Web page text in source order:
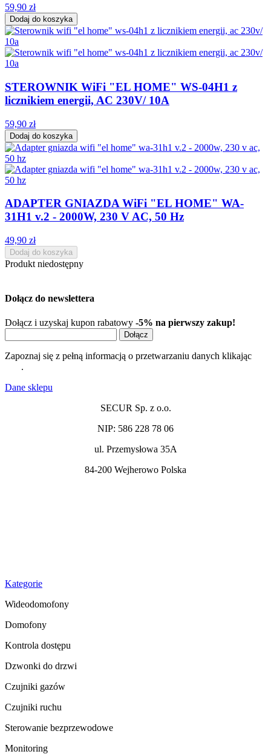
59,90 zł
Dodaj do koszyka
STEROWNIK WiFi "EL HOME" WS-04H1 z
licznikiem energii, AC 230V/ 10A
59,90 zł
Dodaj do koszyka
ADAPTER GNIAZDA WiFi "EL HOME" WA-
31H1 v.2 - 2000W, 230 V AC, 50 Hz
49,90 zł
Dodaj do koszyka
Produkt niedostępny
Dołącz do newslettera
Dołącz i uzyskaj kupon rabatowy -5% na pierwszy zakup!
Dołącz
Zapoznaj się z pełną informacją o przetwarzaniu danych klikając
.
Dane sklepu​
SECUR Sp. z o.o.
NIP: 586 228 78 06
ul. Przemysłowa 35A
84-200 Wejherowo Polska
Kategorie
Wideodomofony
Domofony
Kontrola dostępu
Dzwonki do drzwi
Czujniki gazów
Czujniki ruchu
Sterowanie bezprzewodowe
Monitoring